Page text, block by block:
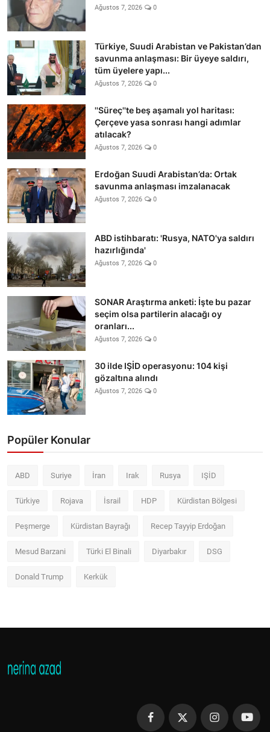
Ağustos 7, 2026 0
Türkiye, Suudi Arabistan ve Pakistan’dan
savunma anlaşması: Bir üyeye saldırı,
tüm üyelere yapı...
Ağustos 7, 2026 0
''Süreç''te beş aşamalı yol haritası:
Çerçeve yasa sonrası hangi adımlar
atılacak?
Ağustos 7, 2026 0
Erdoğan Suudi Arabistan’da: Ortak
savunma anlaşması imzalanacak
Ağustos 7, 2026 0
ABD istihbaratı: 'Rusya, NATO'ya saldırı
hazırlığında'
Ağustos 7, 2026 0
SONAR Araştırma anketi: İşte bu pazar
seçim olsa partilerin alacağı oy
oranları...
Ağustos 7, 2026 0
30 ilde IŞİD operasyonu: 104 kişi
gözaltına alındı
Ağustos 7, 2026 0
Popüler Konular
ABD Suriye İran Irak Rusya IŞİD
Türkiye Rojava İsrail HDP Kürdistan Bölgesi
Peşmerge Kürdistan Bayrağı Recep Tayyip Erdoğan
Mesud Barzani Türki El Binali Diyarbakır DSG
Donald Trump Kerkük